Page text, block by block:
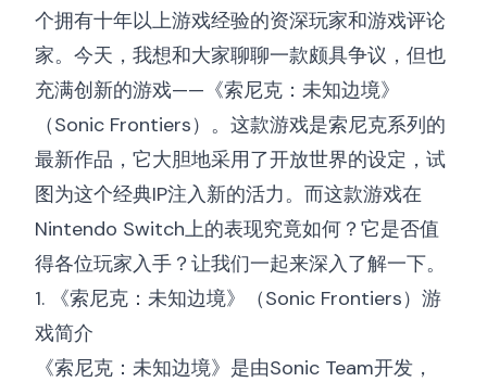
个拥有十年以上游戏经验的资深玩家和游戏评论
家。今天，我想和大家聊聊一款颇具争议，但也
充满创新的游戏——《索尼克：未知边境》
（Sonic Frontiers）。这款游戏是索尼克系列的
最新作品，它大胆地采用了开放世界的设定，试
图为这个经典IP注入新的活力。而这款游戏在
Nintendo Switch上的表现究竟如何？它是否值
得各位玩家入手？让我们一起来深入了解一下。
1. 《索尼克：未知边境》（Sonic Frontiers）游
戏简介
《索尼克：未知边境》是由Sonic Team开发，